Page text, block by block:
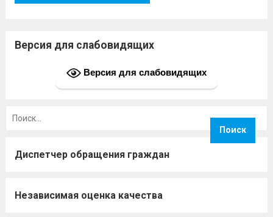
Версия для слабовидящих
Версия для слабовидящих
Диспетчер обращения граждан
Независимая оценка качества